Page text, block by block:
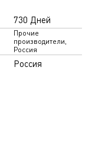
730 Дней
Прочие
производители,
Россия
Россия